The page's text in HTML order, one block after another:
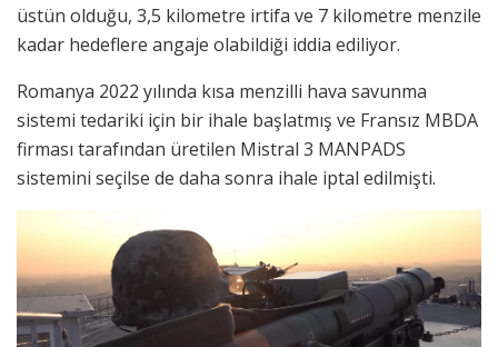
üstün olduğu, 3,5 kilometre irtifa ve 7 kilometre menzile
kadar hedeflere angaje olabildiği iddia ediliyor.
Romanya 2022 yılında kısa menzilli hava savunma
sistemi tedariki için bir ihale başlatmış ve Fransız MBDA
firması tarafından üretilen Mistral 3 MANPADS
sistemini seçilse de daha sonra ihale iptal edilmişti.